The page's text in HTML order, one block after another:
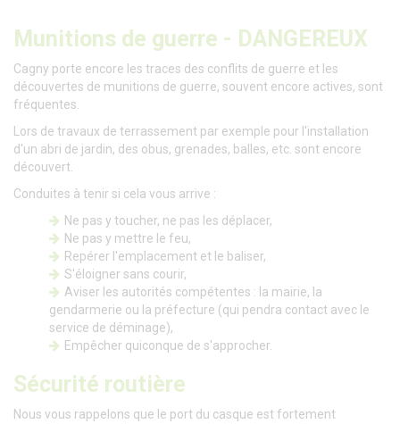
Munitions de guerre - DANGEREUX
Cagny porte encore les traces des conflits de guerre et les
découvertes de munitions de guerre, souvent encore actives, sont
fréquentes.
Lors de travaux de terrassement par exemple pour l'installation
d'un abri de jardin, des obus, grenades, balles, etc. sont encore
découvert.
Conduites à tenir si cela vous arrive :
Ne pas y toucher, ne pas les déplacer,
Ne pas y mettre le feu,
Repérer l'emplacement et le baliser,
S'éloigner sans courir,
Aviser les autorités compétentes : la mairie, la
gendarmerie ou la préfecture (qui pendra contact avec le
service de déminage),
Empêcher quiconque de s'approcher.
Sécurité routière
Nous vous rappelons que le port du casque est fortement